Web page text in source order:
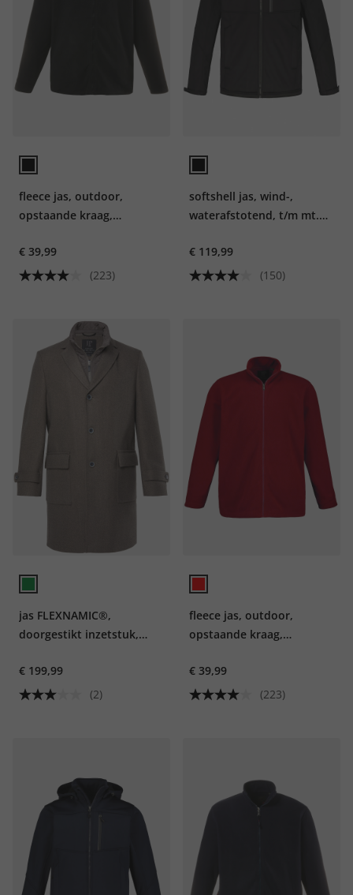
fleece jas, outdoor,
opstaande kraag,
€ 39,99
(223)
softshell jas, wind-,
waterafstotend, t/m mt.
€ 119,99
(150)
jas FLEXNAMIC®,
doorgestikt inzetstuk,
€ 199,99
(2)
fleece jas, outdoor,
opstaande kraag,
€ 39,99
(223)